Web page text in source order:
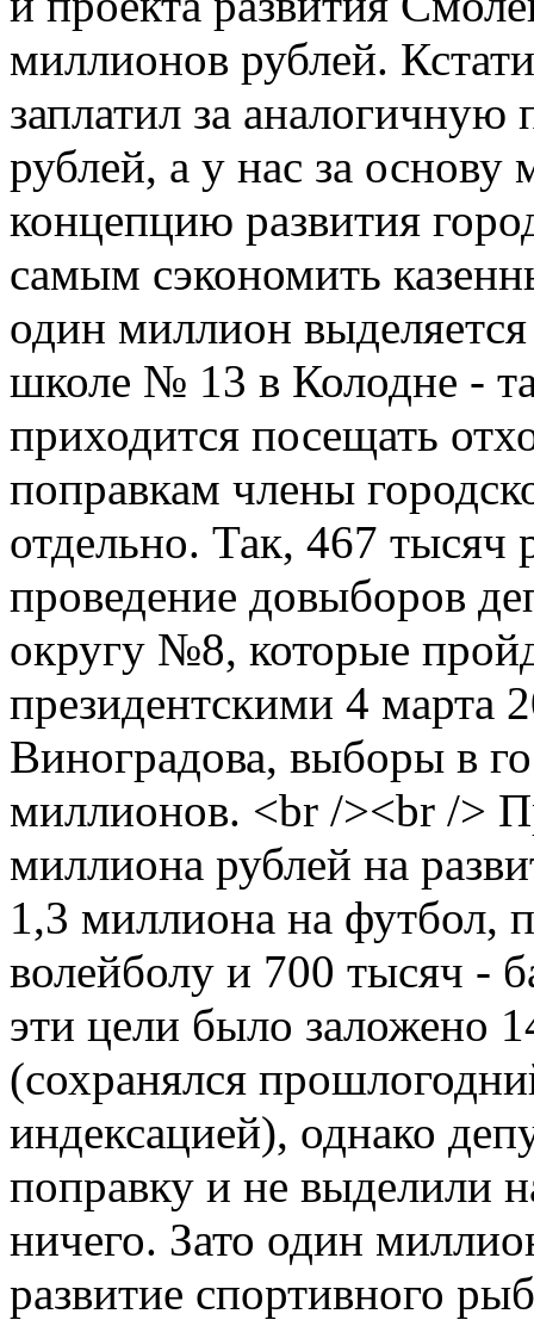
миллионов рублей.
заплатил за
рублей, а у нас за
концепцию развития
самым сэкономить
один миллион выделяется
школе № 13 в Колодне -
приходится посещать
поправкам члены
отдельно. Так, 467 тысяч
проведение довыборов
округу №8, которые
президентскими 4 марта
Виноградова, выборы в
миллионов. <br /><br />
миллиона рублей на
1,3 миллиона на футбол,
волейболу и 700 тысяч -
эти цели было заложено
(сохранялся
индексацией), однако
поправку и не выделили
ничего. Зато один
развитие спортивного